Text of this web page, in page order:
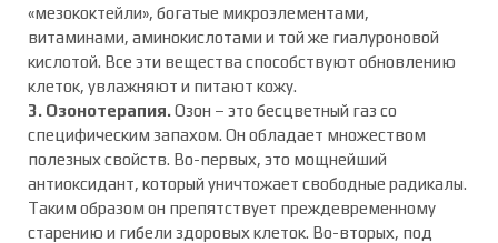
«мезококтейли», богатые микроэлементами,
витаминами, аминокислотами и той же гиалуроновой
кислотой. Все эти вещества способствуют обновлению
клеток, увлажняют и питают кожу.
3. Озонотерапия.Озон – это бесцветный газ со
специфическим запахом. Он обладает множеством
полезных свойств. Во-первых, это мощнейший
антиоксидант, который уничтожает свободные радикалы.
Таким образом он препятствует преждевременному
старению и гибели здоровых клеток. Во-вторых, под